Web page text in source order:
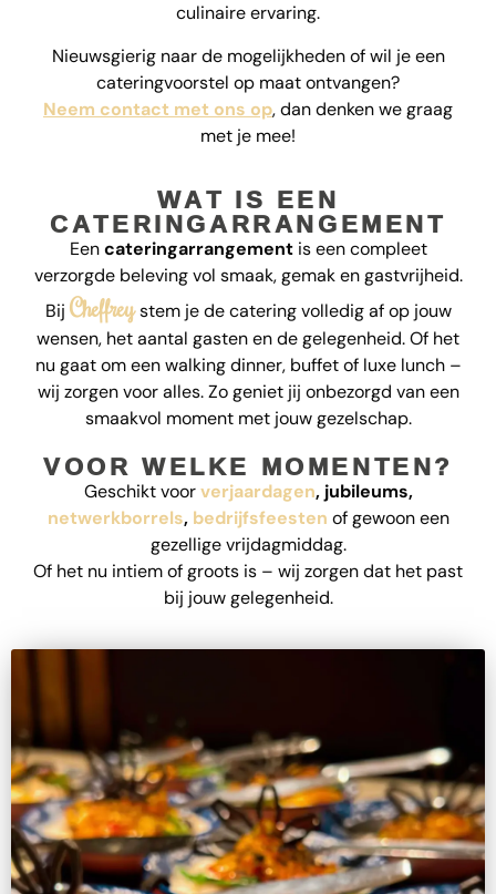
culinaire ervaring.
Nieuwsgierig naar de mogelijkheden of wil je een
cateringvoorstel op maat ontvangen?
Neem contact met ons op, dan denken we graag
met je mee!
WAT IS EEN
CATERINGARRANGEMENT
Eencateringarrangementis een compleet
verzorgde beleving vol smaak, gemak en gastvrijheid.
Bij Cheffreystem je de catering volledig af op jouw
wensen, het aantal gasten en de gelegenheid. Of het
nu gaat om een walking dinner, buffet of luxe lunch –
wij zorgen voor alles. Zo geniet jij onbezorgd van een
smaakvol moment met jouw gezelschap.
VOOR WELKE MOMENTEN?
Geschikt voorverjaardagen, jubileums,
netwerkborrels, bedrijfsfeesten of gewoon een
gezellige vrijdagmiddag.
Of het nu intiem of groots is – wij zorgen dat het past
bij jouw gelegenheid.